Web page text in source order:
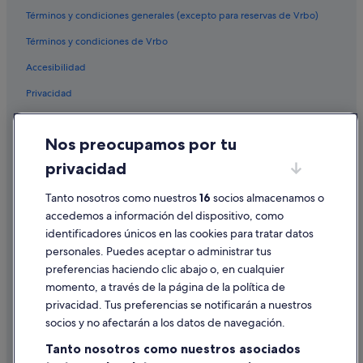
Zenit hoteles en Madrid
Apartoteles en Madrid
Casas rurales en Madrid
Hoteles cerca de Estadio Santiago Bernabéu
Casas de campo en Comunidad de Madrid
Hoteles para familias en Madrid
Morgans Hotel Group en Madrid
Términos y condiciones generales (excepto para reservas de Vrbo)
Términos y condiciones de Vrbo
Accesibilidad
Privacidad
Condiciones de uso
Información legal/contacto
Pautas sobre el contenido y cómo denunciar contenido
Ayuda
Cancelar un vuelo
Cancelar una reserva de hotel o de un alquiler vacacional
Nos preocupamos por tu
privacidad
Tanto nosotros como nuestros16 socios almacenamos o
accedemos a información del dispositivo, como
identificadores únicos en las cookies para tratar datos
personales. Puedes aceptar o administrar tus
preferencias haciendo clic abajo o, en cualquier
momento, a través de la página de la política de
privacidad. Tus preferencias se notificarán a nuestros
socios y no afectarán a los datos de navegación.
Tanto nosotros como nuestros asociados